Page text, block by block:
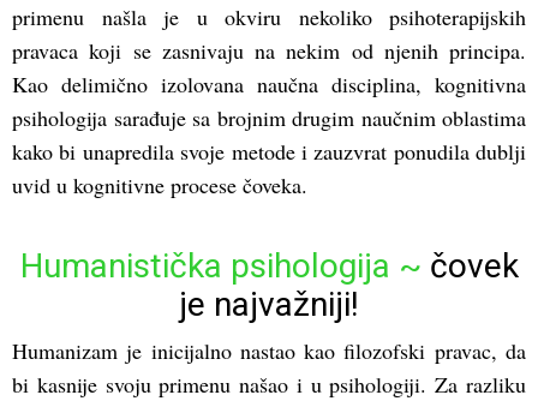
primenu našla je u okviru nekoliko psihoterapijskih
pravaca koji se zasnivaju na nekim od njenih principa.
Kao delimično izolovana naučna disciplina, kognitivna
psihologija sarađuje sa brojnim drugim naučnim oblastima
kako bi unapredila svoje metode i zauzvrat ponudila dublji
uvid u kognitivne procese čoveka.
Humanistička psihologija ~ čovek
je najvažniji!
Humanizam je inicijalno nastao kao filozofski pravac, da
bi kasnije svoju primenu našao i u psihologiji. Za razliku